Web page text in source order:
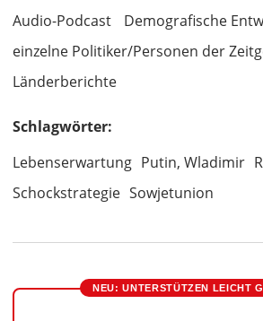
Audio-Podcast
Demografische
einzelne Politiker/Personen der
Länderberichte
Schlagwörter:
Lebenserwartung Putin, Wladimir
Schockstrategie Sowjetunion
NEU: UNTERSTÜTZEN LEICHT